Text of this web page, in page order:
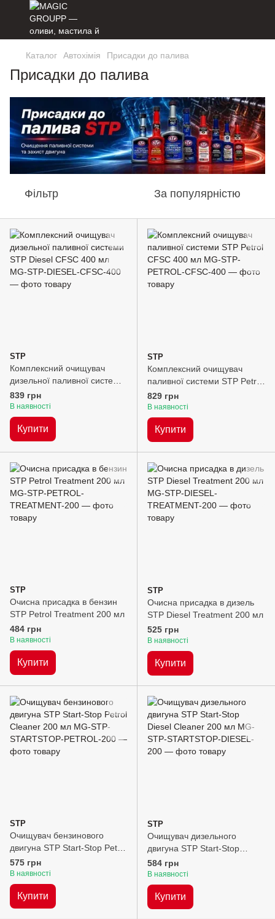
Каталог Автохімія Присадки до палива
Присадки до палива
Фільтр За популярністю
STP
Комплексний очищувач
дизельної паливної системи
STP Diesel CFSC 400 мл
839 грн
В наявності
Купити
STP
Комплексний очищувач
паливної системи STP Petrol
CFSC 400 мл
829 грн
В наявності
Купити
STP
Очисна присадка в бензин
STP Petrol Treatment 200 мл
484 грн
В наявності
Купити
STP
Очисна присадка в дизель
STP Diesel Treatment 200 мл
525 грн
В наявності
Купити
STP
Очищувач бензинового
двигуна STP Start-Stop Petrol
Cleaner 200 мл
575 грн
В наявності
Купити
STP
Очищувач дизельного
двигуна STP Start-Stop
Diesel Cleaner 200 мл
584 грн
В наявності
Купити